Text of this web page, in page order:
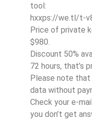
tool:
hxxps://we.tl/t-
Price of private
$980.
Discount 50%
72 hours, that’s
Please note that
data without
Check your e-
you don’t get